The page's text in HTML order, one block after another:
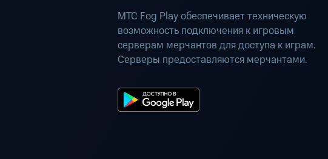
МТС Fog Play обеспечивает техническую
возможность подключения к игровым
серверам мерчантов для доступа к играм.
Серверы предоставляются мерчантами.